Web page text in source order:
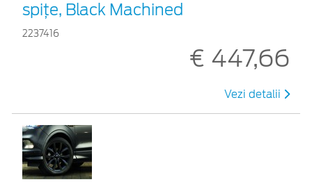
spiţe, Black Machined
2237416
€ 447,66
Vezi detalii